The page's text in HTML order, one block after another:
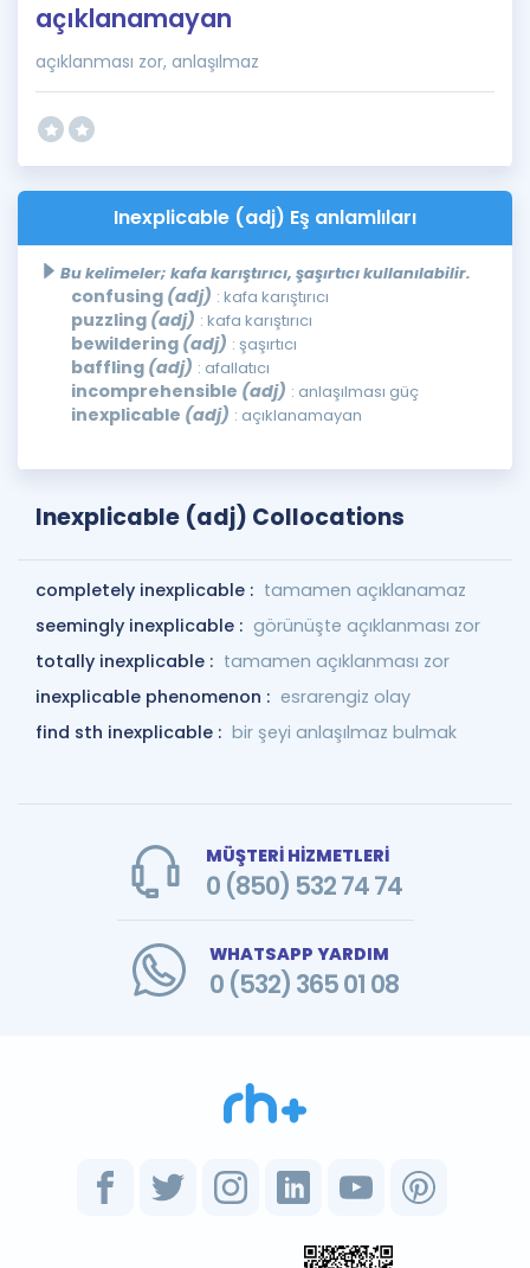
açıklanamayan
açıklanması zor, anlaşılmaz
Inexplicable (adj) Eş anlamlıları
Bu kelimeler; kafa karıştırıcı, şaşırtıcı kullanılabilir.
confusing (adj) : kafa karıştırıcı
puzzling (adj) : kafa karıştırıcı
bewildering (adj) : şaşırtıcı
baffling (adj) : afallatıcı
incomprehensible (adj) : anlaşılması güç
inexplicable (adj) : açıklanamayan
Inexplicable (adj) Collocations
completely inexplicable : tamamen açıklanamaz
seemingly inexplicable : görünüşte açıklanması zor
totally inexplicable : tamamen açıklanması zor
inexplicable phenomenon : esrarengiz olay
find sth inexplicable : bir şeyi anlaşılmaz bulmak
MÜŞTERİ HİZMETLERİ
0 (850) 532 74 74
WHATSAPP YARDIM
0 (532) 365 01 08